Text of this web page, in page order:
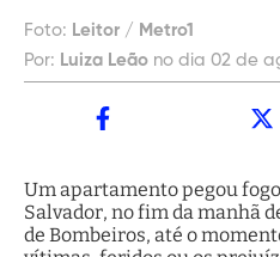
Foto: Leitor / Metro1
Por: Luiza Leão no dia 02 de
Um apartamento pegou
Salvador, no fim da manhã
de Bombeiros, até o